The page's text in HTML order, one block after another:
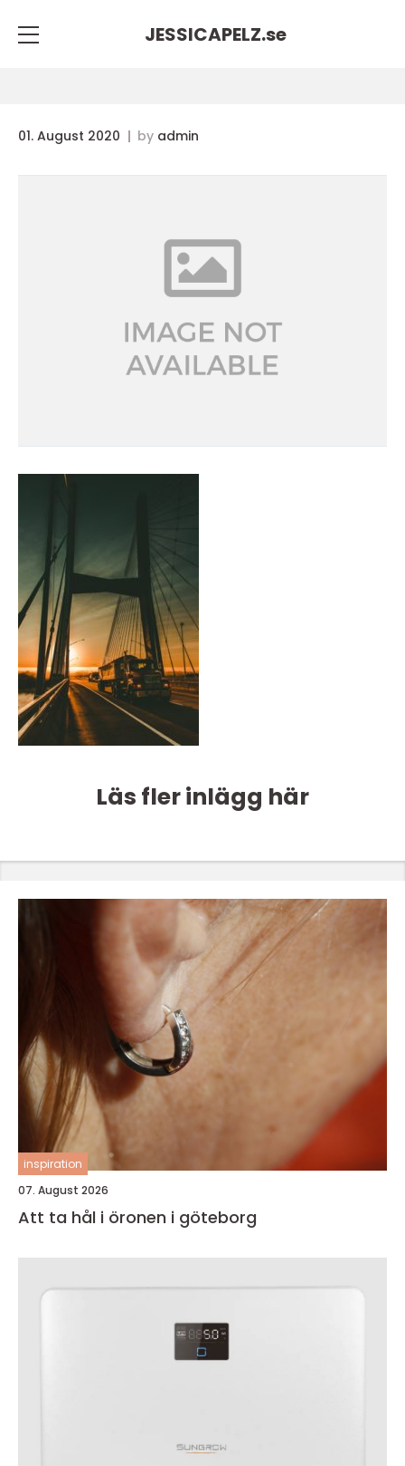
JESSICAPELZ.se
01. August 2020 by admin
Läs fler inlägg här
inspiration
07. August 2026
Att ta hål i öronen i göteborg